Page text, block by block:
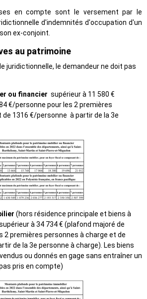
en compte sont le versement par le
d'indemnités d'occupation d'un
ex-conjoint.
au patrimoine
juridictionnelle, le demandeur ne doit pas
ou financier supérieur à 11 580 €
€/personne pour les 2 premières
1316 €/personne à partir de la 3e
(hors résidence principale et biens à
à 34 734 € (plafond majoré de
2 premières personnes à charge et de
de la 3e personne à charge). Les biens
ou donnés en gage sans entraîner un
pris en compte)